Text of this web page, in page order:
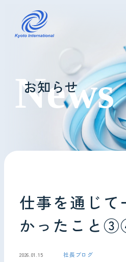
コインランドリーレン
ホテル様へ
掃除・メンテナンス
会社情報
お問い合わせ
お知らせ
仕事を通じて
かったこと
2026.01.15 社長ブログ